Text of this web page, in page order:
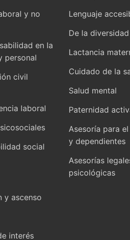
y no
en la
personal
civil
laboral
social
y ascenso
interés
Lenguaje
De la diversidad
Lactancia
Cuidado de la
Salud mental
Paternidad
Asesoría para
y dependientes
Asesorías
psicológicas